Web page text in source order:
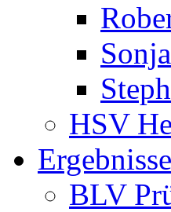
HSV
Ergebnisse
BLV